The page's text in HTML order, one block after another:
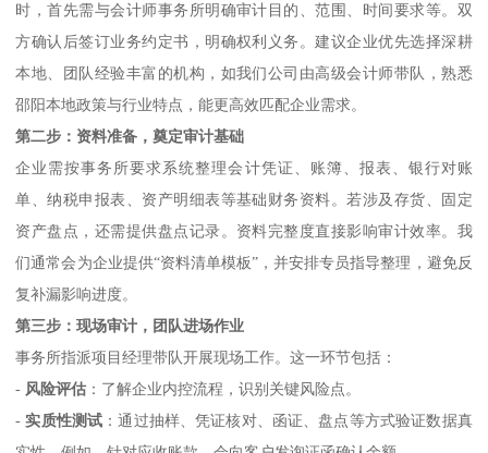
时，首先需与会计师事务所明确审计目的、范围、时间要求等。双
方确认后签订业务约定书，明确权利义务。建议企业优先选择深耕
本地、团队经验丰富的机构，如我们公司由高级会计师带队，熟悉
邵阳本地政策与行业特点，能更高效匹配企业需求。
第二步：资料准备，奠定审计基础
企业需按事务所要求系统整理会计凭证、账簿、报表、银行对账
单、纳税申报表、资产明细表等基础财务资料。若涉及存货、固定
资产盘点，还需提供盘点记录。资料完整度直接影响审计效率。我
们通常会为企业提供“资料清单模板”，并安排专员指导整理，避免反
复补漏影响进度。
第三步：现场审计，团队进场作业
事务所指派项目经理带队开展现场工作。这一环节包括：
- 风险评估 ：了解企业内控流程，识别关键风险点。
-实质性测试 ：通过抽样、凭证核对、函证、盘点等方式验证数据真